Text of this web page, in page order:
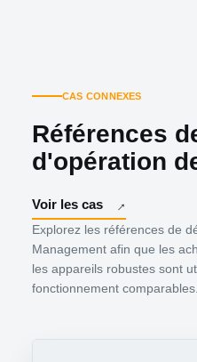
CAS CONNEXES
Références
d'opération
Voir les cas
Explorez les références de
Management afin que les
les appareils robustes sont
fonctionnement comparables.